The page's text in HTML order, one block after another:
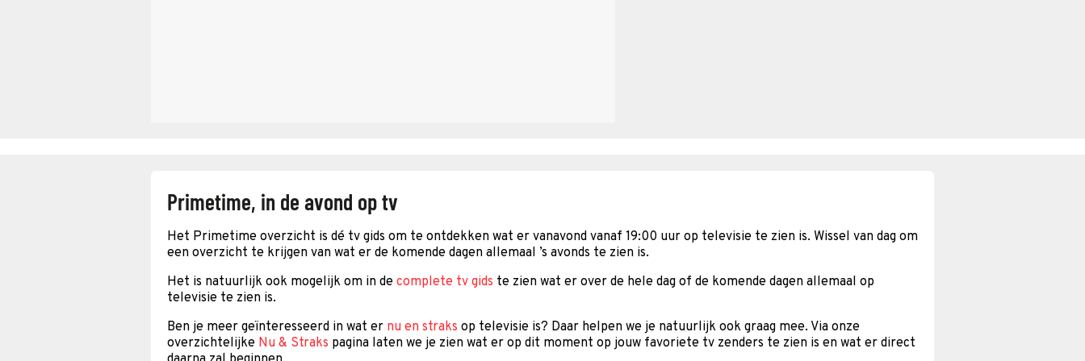
Primetime, in de avond op tv
Het Primetime overzicht is dé tv gids om te ontdekken wat er vanavond vanaf 19:00 uur op televisie te zien is. Wissel van dag om
een overzicht te krijgen van wat er de komende dagen allemaal ’s avonds te zien is.
Het is natuurlijk ook mogelijk om in de complete tv gids te zien wat er over de hele dag of de komende dagen allemaal op
televisie te zien is.
Ben je meer geïnteresseerd in wat er nu en straks op televisie is? Daar helpen we je natuurlijk ook graag mee. Via onze
overzichtelijke Nu & Straks pagina laten we je zien wat er op dit moment op jouw favoriete tv zenders te zien is en wat er direct